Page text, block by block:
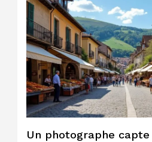
Un photographe capte